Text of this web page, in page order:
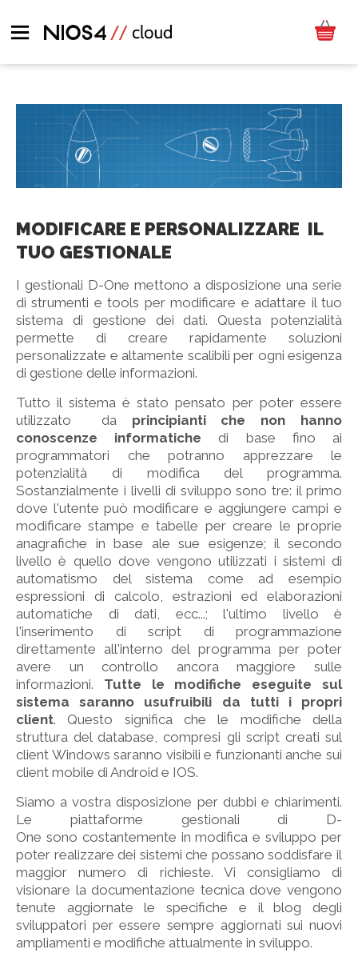
MODIFICARE E PERSONALIZZARE IL
TUO GESTIONALE
I gestionali D-One mettono a disposizione una serie
di strumenti e tools per modificare e adattare il tuo
sistema di gestione dei dati. Questa potenzialità
permette di creare rapidamente soluzioni
personalizzate e altamente scalibili per ogni esigenza
di gestione delle informazioni.
Tutto il sistema è stato pensato per poter essere
utilizzato da principianti che non hanno
conoscenze informatiche di base fino ai
programmatori che potranno apprezzare le
potenzialità di modifica del programma.
Sostanzialmente i livelli di sviluppo sono tre: il primo
dove l'utente può modificare e aggiungere campi e
modificare stampe e tabelle per creare le proprie
anagrafiche in base ale sue esigenze; il secondo
livello è quello dove vengono utilizzati i sistemi di
automatismo del sistema come ad esempio
espressioni di calcolo, estrazioni ed elaborazioni
automatiche di dati, ecc...; l'ultimo livello è
l'inserimento di script di programmazione
direttamente all'interno del programma per poter
avere un controllo ancora maggiore sulle
informazioni. Tutte le modifiche eseguite sul
sistema saranno usufruibili da tutti i propri
client. Questo significa che le modifiche della
struttura del database, compresi gli script creati sul
client Windows saranno visibili e funzionanti anche sui
client mobile di Android e IOS.
Siamo a vostra disposizione per dubbi e chiarimenti.
Le piattaforme gestionali di D-
One sono costantemente in modifica e sviluppo per
poter realizzare dei sistemi che possano soddisfare il
maggior numero di richieste. Vi consigliamo di
visionare la documentazione tecnica dove vengono
tenute aggiornate le specifiche e il blog degli
sviluppatori per essere sempre aggiornati sui nuovi
ampliamenti e modifiche attualmente in sviluppo.